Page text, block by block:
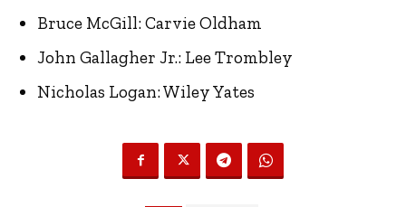
Bruce McGill: Carvie Oldham
John Gallagher Jr.: Lee Trombley
Nicholas Logan: Wiley Yates